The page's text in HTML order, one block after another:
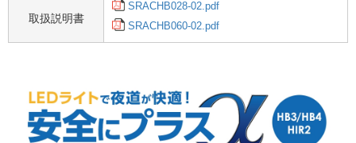
取扱説明書
SRACHB028-02.pdf
SRACHB060-02.pdf